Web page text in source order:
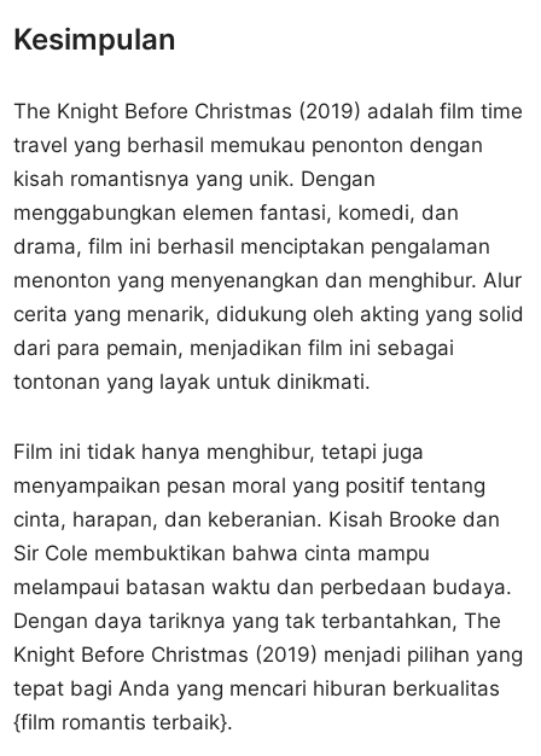
Kesimpulan
The Knight Before Christmas (2019) adalah film time
travel yang berhasil memukau penonton dengan
kisah romantisnya yang unik. Dengan
menggabungkan elemen fantasi, komedi, dan
drama, film ini berhasil menciptakan pengalaman
menonton yang menyenangkan dan menghibur. Alur
cerita yang menarik, didukung oleh akting yang solid
dari para pemain, menjadikan film ini sebagai
tontonan yang layak untuk dinikmati.
Film ini tidak hanya menghibur, tetapi juga
menyampaikan pesan moral yang positif tentang
cinta, harapan, dan keberanian. Kisah Brooke dan
Sir Cole membuktikan bahwa cinta mampu
melampaui batasan waktu dan perbedaan budaya.
Dengan daya tariknya yang tak terbantahkan, The
Knight Before Christmas (2019) menjadi pilihan yang
tepat bagi Anda yang mencari hiburan berkualitas
{film romantis terbaik}.